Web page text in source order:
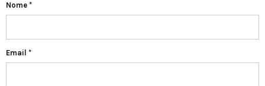
Nome *
Email *